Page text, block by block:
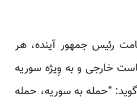
رئیس جمهور آینده، هر
خارجی و به وِیژه سوریه
“حمله به سوریه، حمله